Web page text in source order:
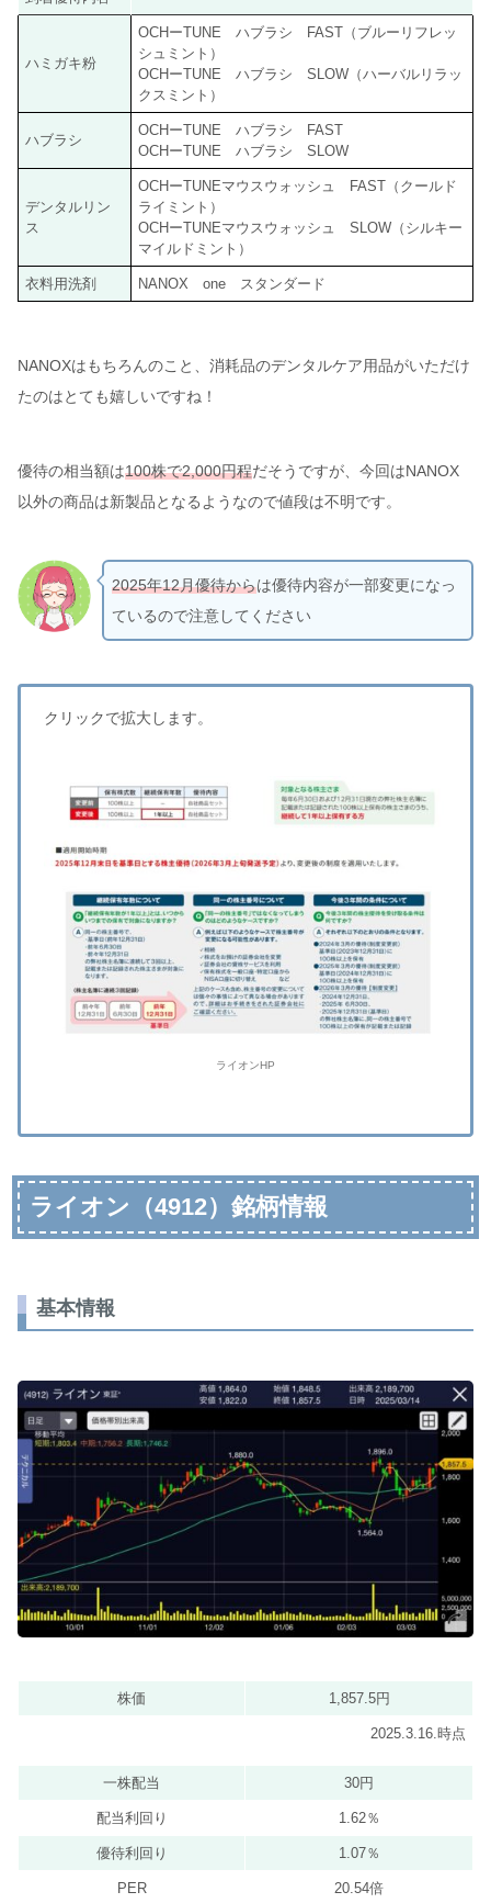
ハミガキ粉
OCHーTUNE ハブラシ FAST（ブルーリフレッ
シュミント）
OCHーTUNE ハブラシ SLOW（ハーバルリラッ
クスミント）
ハブラシ
OCHーTUNE ハブラシ FAST
OCHーTUNE ハブラシ SLOW
デンタルリン
ス
OCHーTUNEマウスウォッシュ FAST（クールド
ライミント）
OCHーTUNEマウスウォッシュ SLOW（シルキー
マイルドミント）
衣料用洗剤 NANOX one スタンダード
NANOXはもちろんのこと、消耗品のデンタルケア用品がいただけ
たのはとても嬉しいですね！
優待の相当額は100株で2,000円程だそうですが、今回はNANOX
以外の商品は新製品となるようなので値段は不明です。
2025年12月優待からは優待内容が一部変更になっ
ているので注意してください
クリックで拡大します。
ライオンHP
ライオン（4912）銘柄情報
基本情報
株価 1,857.5円
2025.3.16.時点
一株配当 30円
配当利回り 1.62％
優待利回り 1.07％
PER 20.54倍